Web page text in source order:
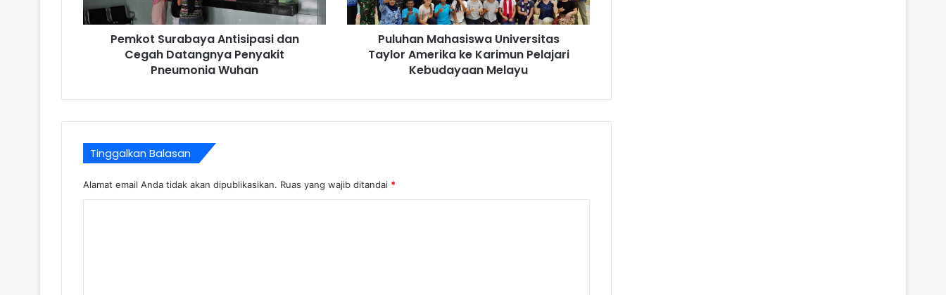
Pemkot Surabaya Antisipasi dan
Cegah Datangnya Penyakit
Pneumonia Wuhan
Puluhan Mahasiswa Universitas
Taylor Amerika ke Karimun Pelajari
Kebudayaan Melayu
Tinggalkan Balasan
Alamat email Anda tidak akan dipublikasikan. Ruas yang wajib ditandai *